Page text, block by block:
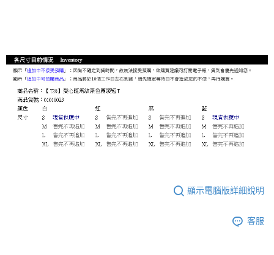
顯示電腦版詳細說明
客服